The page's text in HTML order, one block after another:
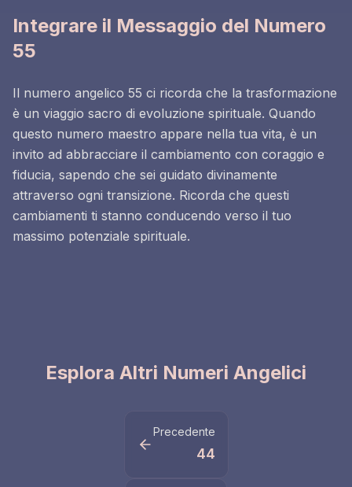
Integrare il Messaggio del Numero
55
Il numero angelico 55 ci ricorda che la trasformazione
è un viaggio sacro di evoluzione spirituale. Quando
questo numero maestro appare nella tua vita, è un
invito ad abbracciare il cambiamento con coraggio e
fiducia, sapendo che sei guidato divinamente
attraverso ogni transizione. Ricorda che questi
cambiamenti ti stanno conducendo verso il tuo
massimo potenziale spirituale.
Esplora Altri Numeri Angelici
Precedente
44